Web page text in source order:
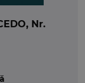
Nr.